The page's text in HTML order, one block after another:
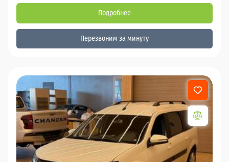
Подробнее
Перезвоним за минуту